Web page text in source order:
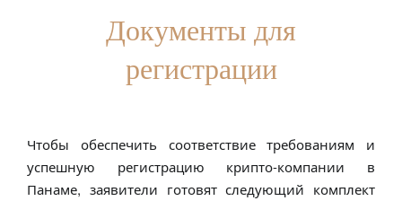
Документы для
регистрации
Чтобы обеспечить соответствие требованиям и
успешную регистрацию крипто-компании в
Панаме, заявители готовят следующий комплект